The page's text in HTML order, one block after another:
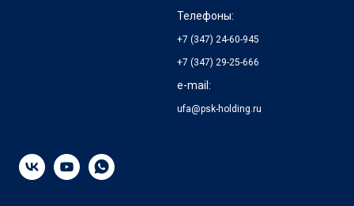
Телефоны:
+7 (347) 24-60-945
+7 (347) 29-25-666
e-mail:
ufa@psk-holding.ru